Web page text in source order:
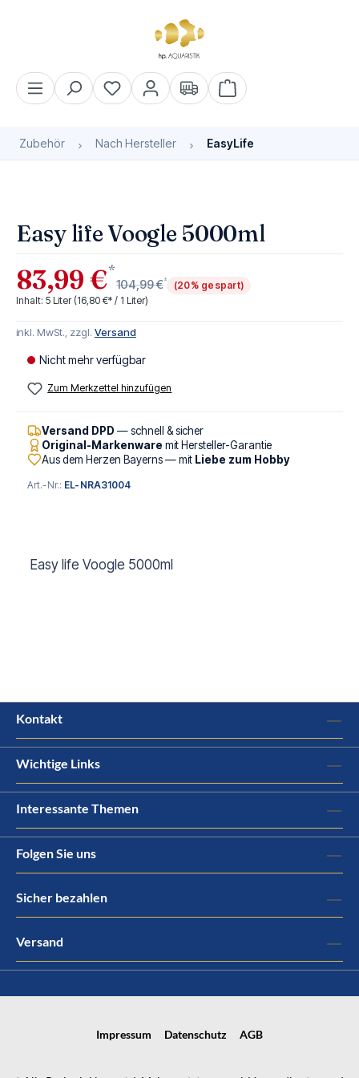
Warenkorb enthält 0
Zubehör Nach Hersteller EasyLife
Easy life Voogle 5000ml
83,99 €*
104,99 €*
(20% gespart)
Inhalt: 5 Liter (16,80 €* / 1 Liter)
inkl. MwSt., zzgl. Versand
Nicht mehr verfügbar
Zum Merkzettel hinzufügen
Versand DPD — schnell & sicher
Original-Markenware mit Hersteller-Garantie
Aus dem Herzen Bayerns — mit Liebe zum Hobby
Art.-Nr.: EL-NRA31004
Easy life Voogle 5000ml
Kontakt
Wichtige Links
Interessante Themen
Folgen Sie uns
Sicher bezahlen
Versand
Impressum Datenschutz AGB